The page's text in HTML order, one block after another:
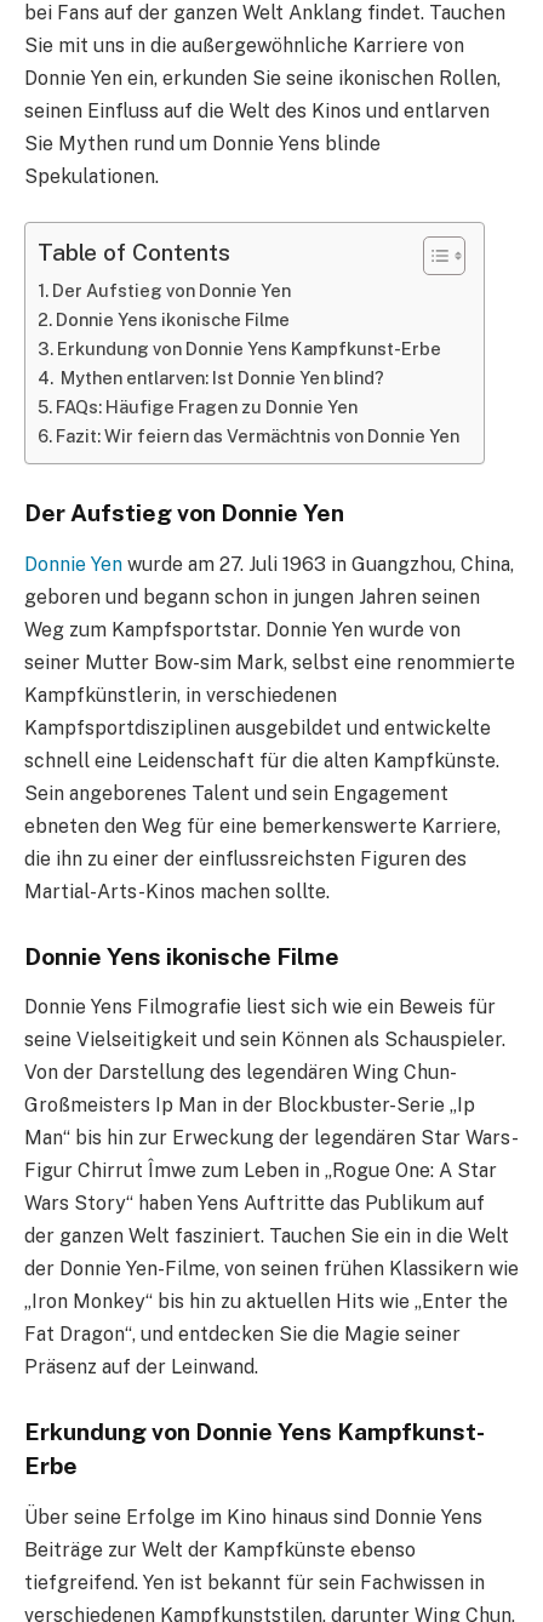
bei Fans auf der ganzen Welt Anklang findet. Tauchen
Sie mit uns in die außergewöhnliche Karriere von
Donnie Yen ein, erkunden Sie seine ikonischen Rollen,
seinen Einfluss auf die Welt des Kinos und entlarven
Sie Mythen rund um Donnie Yens blinde
Spekulationen.
Table of Contents
Der Aufstieg von Donnie Yen
Donnie Yens ikonische Filme
Erkundung von Donnie Yens Kampfkunst-Erbe
Mythen entlarven: Ist Donnie Yen blind?
FAQs: Häufige Fragen zu Donnie Yen
Fazit: Wir feiern das Vermächtnis von Donnie Yen
Der Aufstieg von Donnie Yen
Donnie Yen wurde am 27. Juli 1963 in Guangzhou, China,
geboren und begann schon in jungen Jahren seinen
Weg zum Kampfsportstar. Donnie Yen wurde von
seiner Mutter Bow-sim Mark, selbst eine renommierte
Kampfkünstlerin, in verschiedenen
Kampfsportdisziplinen ausgebildet und entwickelte
schnell eine Leidenschaft für die alten Kampfkünste.
Sein angeborenes Talent und sein Engagement
ebneten den Weg für eine bemerkenswerte Karriere,
die ihn zu einer der einflussreichsten Figuren des
Martial-Arts-Kinos machen sollte.
Donnie Yens ikonische Filme
Donnie Yens Filmografie liest sich wie ein Beweis für
seine Vielseitigkeit und sein Können als Schauspieler.
Von der Darstellung des legendären Wing Chun-
Großmeisters Ip Man in der Blockbuster-Serie „Ip
Man“ bis hin zur Erweckung der legendären Star Wars-
Figur Chirrut Îmwe zum Leben in „Rogue One: A Star
Wars Story“ haben Yens Auftritte das Publikum auf
der ganzen Welt fasziniert. Tauchen Sie ein in die Welt
der Donnie Yen-Filme, von seinen frühen Klassikern wie
„Iron Monkey“ bis hin zu aktuellen Hits wie „Enter the
Fat Dragon“, und entdecken Sie die Magie seiner
Präsenz auf der Leinwand.
Erkundung von Donnie Yens Kampfkunst-
Erbe
Über seine Erfolge im Kino hinaus sind Donnie Yens
Beiträge zur Welt der Kampfkünste ebenso
tiefgreifend. Yen ist bekannt für sein Fachwissen in
verschiedenen Kampfkunststilen, darunter Wing Chun,